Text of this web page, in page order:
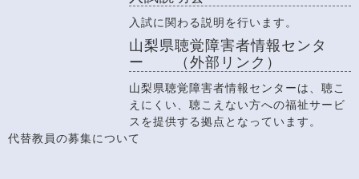
入試に関わる説明を行います。
山梨県聴覚障害者情報センタ
ー （外部リンク）
山梨県聴覚障害者情報センターは、聴こ
えにくい、聴こえない方への福祉サービ
スを提供する拠点となっています。
代替教員の募集について